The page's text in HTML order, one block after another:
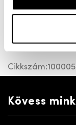
Könnyű gumi
eg egyszerű
Cikkszám:
Kövess